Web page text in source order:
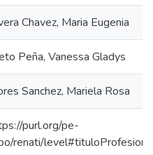
Chavez, Maria Eugenia
Peña, Vanessa Gladys
Sanchez, Mariela Rosa
purl.org/pe-
renati/